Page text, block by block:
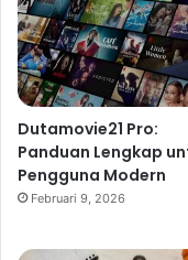
Dutamovie21 Pro:
Panduan Lengkap
Pengguna Modern
Februari 9, 2026